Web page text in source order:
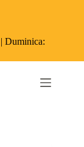
Duminica: